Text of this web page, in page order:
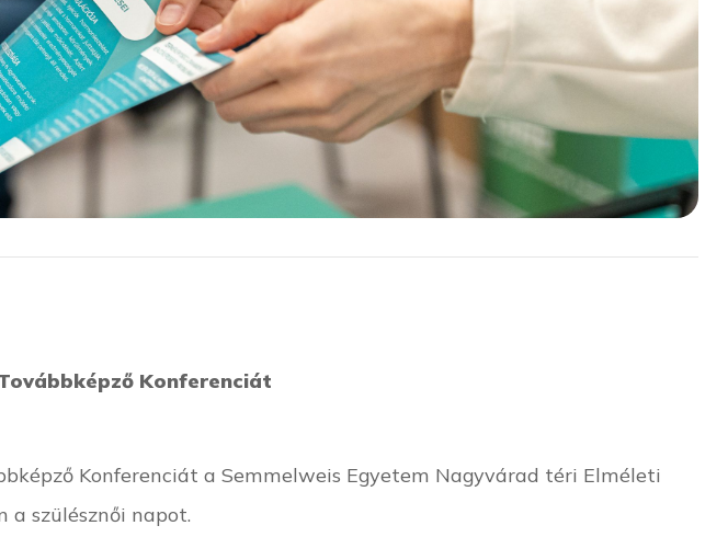
Konferenciát
Konferenciát a Semmelweis Egyetem Nagyvárad téri Elméleti
a szülésznői napot.